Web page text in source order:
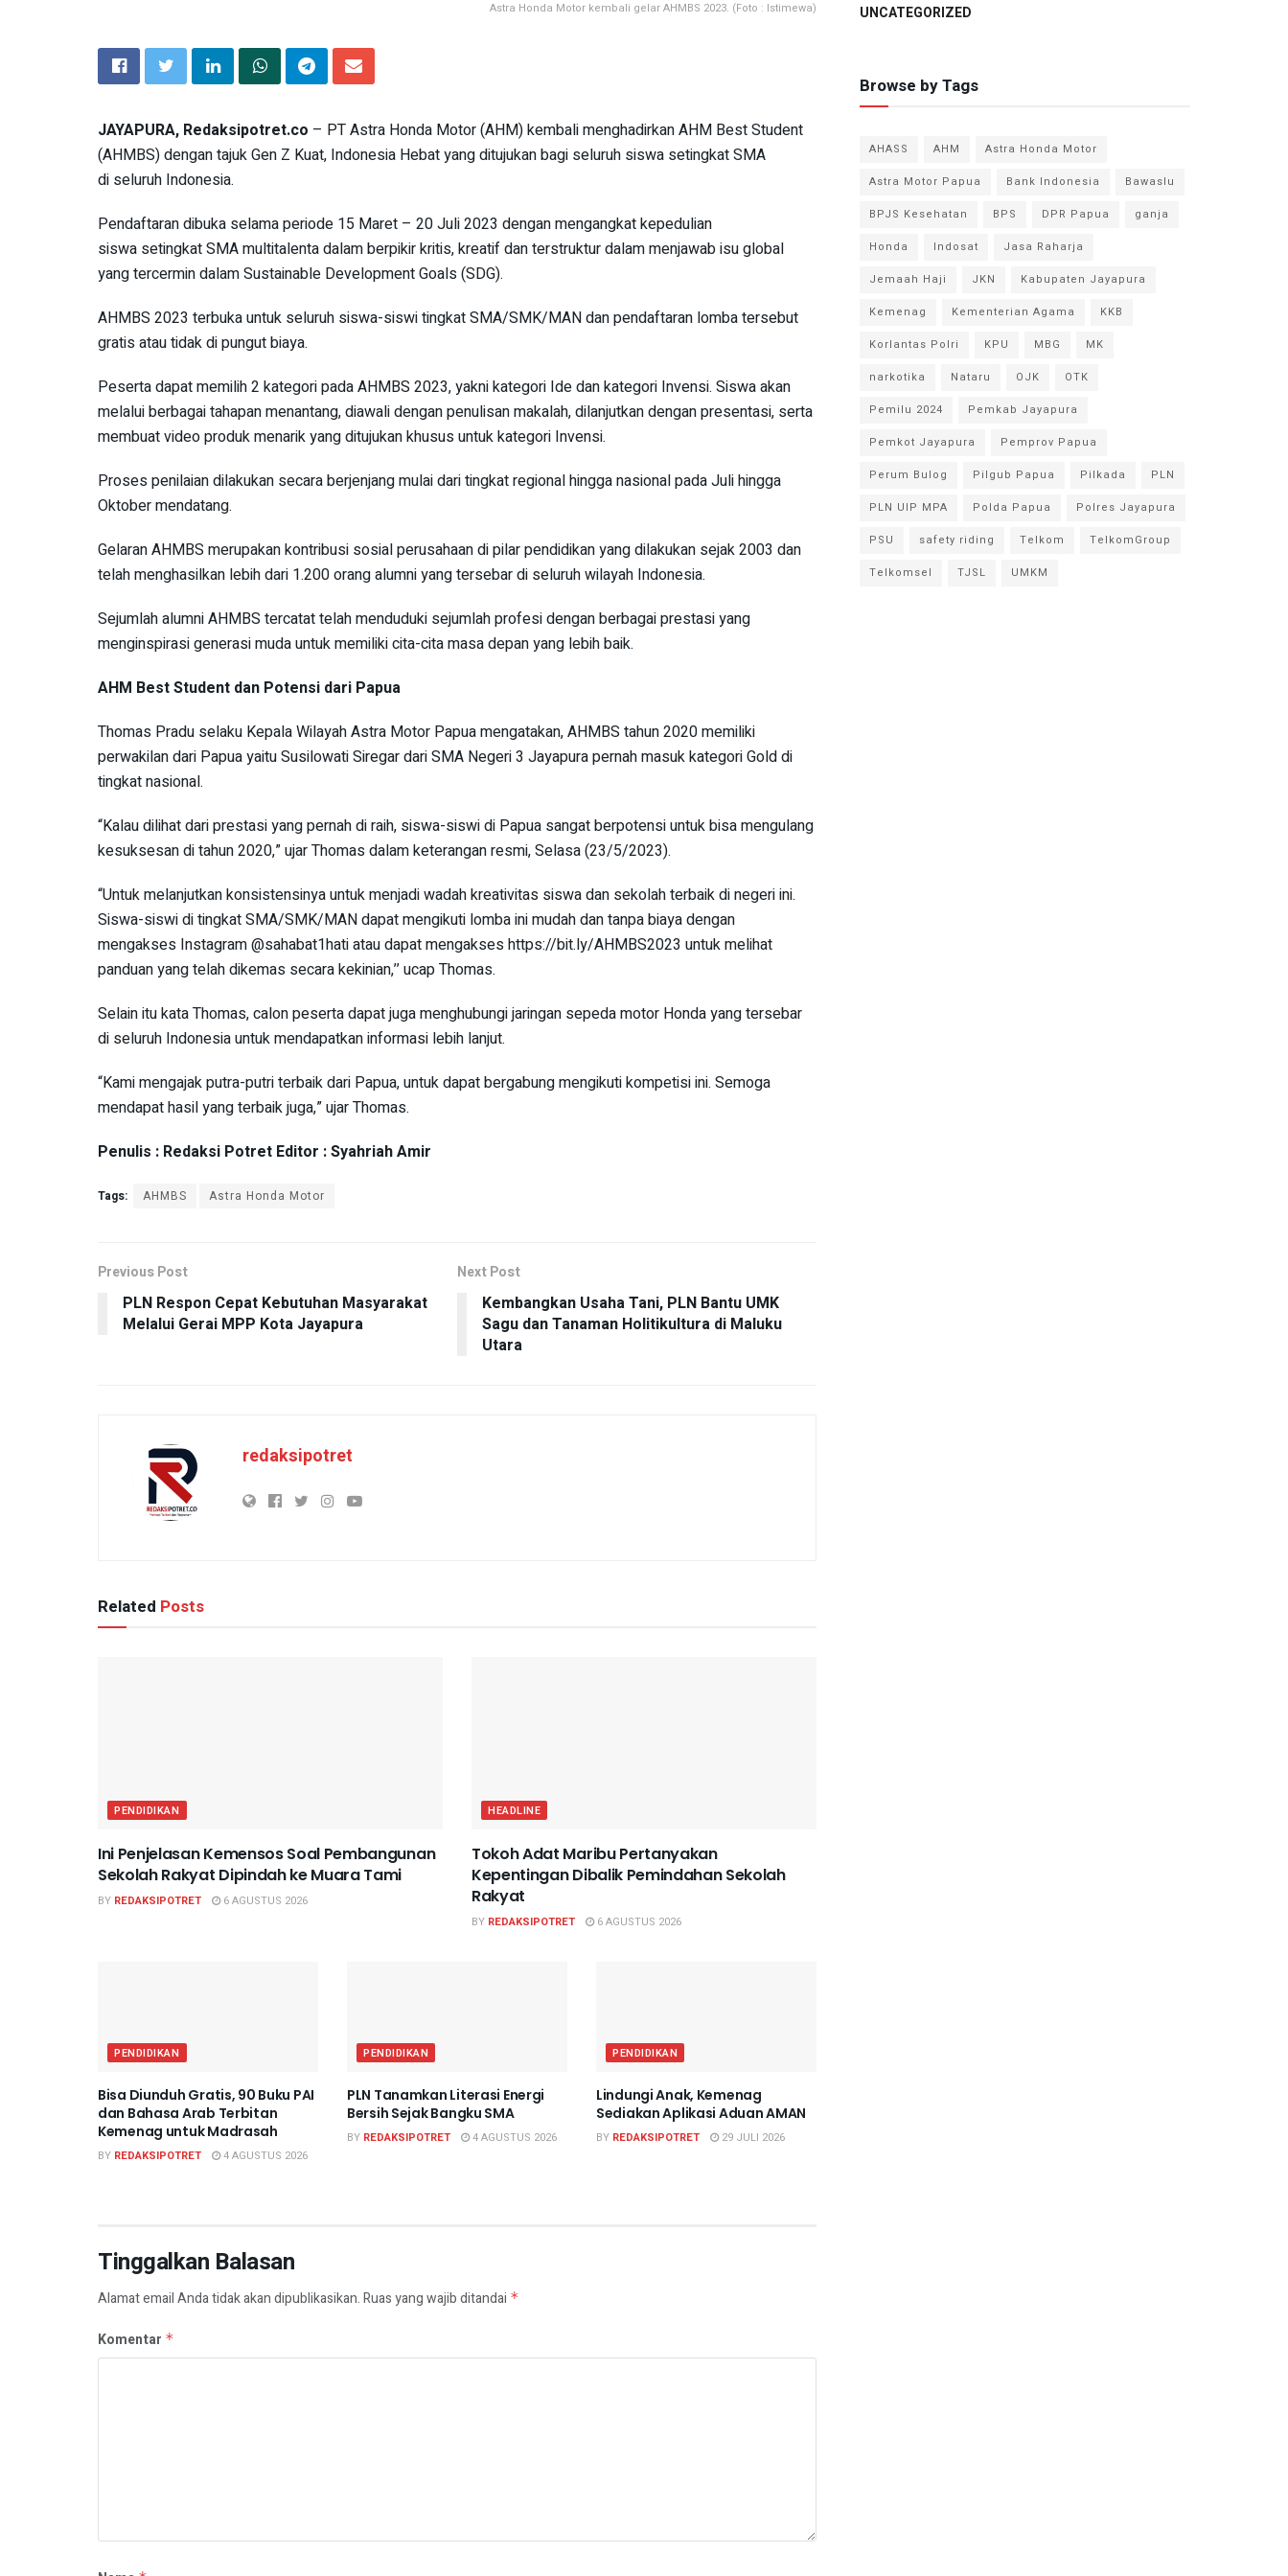
Astra Honda Motor kembali gelar AHMBS 2023. (Foto : Istimewa)
JAYAPURA, Redaksipotret.co – PT Astra Honda Motor (AHM) kembali menghadirkan AHM Best Student
(AHMBS) dengan tajuk Gen Z Kuat, Indonesia Hebat yang ditujukan bagi seluruh siswa setingkat SMA
di seluruh Indonesia.
Pendaftaran dibuka selama periode 15 Maret – 20 Juli 2023 dengan mengangkat kepedulian
siswa setingkat SMA multitalenta dalam berpikir kritis, kreatif dan terstruktur dalam menjawab isu global
yang tercermin dalam Sustainable Development Goals (SDG).
AHMBS 2023 terbuka untuk seluruh siswa-siswi tingkat SMA/SMK/MAN dan pendaftaran lomba tersebut
gratis atau tidak di pungut biaya.
Peserta dapat memilih 2 kategori pada AHMBS 2023, yakni kategori Ide dan kategori Invensi. Siswa akan
melalui berbagai tahapan menantang, diawali dengan penulisan makalah, dilanjutkan dengan presentasi, serta
membuat video produk menarik yang ditujukan khusus untuk kategori Invensi.
Proses penilaian dilakukan secara berjenjang mulai dari tingkat regional hingga nasional pada Juli hingga
Oktober mendatang.
Gelaran AHMBS merupakan kontribusi sosial perusahaan di pilar pendidikan yang dilakukan sejak 2003 dan
telah menghasilkan lebih dari 1.200 orang alumni yang tersebar di seluruh wilayah Indonesia.
Sejumlah alumni AHMBS tercatat telah menduduki sejumlah profesi dengan berbagai prestasi yang
menginspirasi generasi muda untuk memiliki cita-cita masa depan yang lebih baik.
AHM Best Student dan Potensi dari Papua
Thomas Pradu selaku Kepala Wilayah Astra Motor Papua mengatakan, AHMBS tahun 2020 memiliki
perwakilan dari Papua yaitu Susilowati Siregar dari SMA Negeri 3 Jayapura pernah masuk kategori Gold di
tingkat nasional.
“Kalau dilihat dari prestasi yang pernah di raih, siswa-siswi di Papua sangat berpotensi untuk bisa mengulang
kesuksesan di tahun 2020,” ujar Thomas dalam keterangan resmi, Selasa (23/5/2023).
“Untuk melanjutkan konsistensinya untuk menjadi wadah kreativitas siswa dan sekolah terbaik di negeri ini.
Siswa-siswi di tingkat SMA/SMK/MAN dapat mengikuti lomba ini mudah dan tanpa biaya dengan
mengakses Instagram @sahabat1hati atau dapat mengakses https://bit.ly/AHMBS2023 untuk melihat
panduan yang telah dikemas secara kekinian,’’ ucap Thomas.
Selain itu kata Thomas, calon peserta dapat juga menghubungi jaringan sepeda motor Honda yang tersebar
di seluruh Indonesia untuk mendapatkan informasi lebih lanjut.
“Kami mengajak putra-putri terbaik dari Papua, untuk dapat bergabung mengikuti kompetisi ini. Semoga
mendapat hasil yang terbaik juga,” ujar Thomas.
Penulis : Redaksi Potret Editor : Syahriah Amir
Tags: AHMBS Astra Honda Motor
Previous Post
PLN Respon Cepat Kebutuhan Masyarakat
Melalui Gerai MPP Kota Jayapura
Next Post
Kembangkan Usaha Tani, PLN Bantu UMK
Sagu dan Tanaman Holitikultura di Maluku
Utara
redaksipotret
Related Posts
PENDIDIKAN
Ini Penjelasan Kemensos Soal Pembangunan
Sekolah Rakyat Dipindah ke Muara Tami
BY REDAKSIPOTRET 6 AGUSTUS 2026
HEADLINE
Tokoh Adat Maribu Pertanyakan
Kepentingan Dibalik Pemindahan Sekolah
Rakyat
BY REDAKSIPOTRET 6 AGUSTUS 2026
PENDIDIKAN
Bisa Diunduh Gratis, 90 Buku PAI
dan Bahasa Arab Terbitan
Kemenag untuk Madrasah
BY REDAKSIPOTRET 4 AGUSTUS 2026
PENDIDIKAN
PLN Tanamkan Literasi Energi
Bersih Sejak Bangku SMA
BY REDAKSIPOTRET 4 AGUSTUS 2026
PENDIDIKAN
Lindungi Anak, Kemenag
Sediakan Aplikasi Aduan AMAN
BY REDAKSIPOTRET 29 JULI 2026
Tinggalkan Balasan
Alamat email Anda tidak akan dipublikasikan.Ruas yang wajib ditandai *
Komentar *
UNCATEGORIZED
Browse by Tags
AHASS AHM
Astra Honda Motor
Astra Motor Papua
Bank Indonesia
Bawaslu
BPJS Kesehatan
BPS DPR Papua
ganja
Honda
Indosat
Jasa Raharja
Jemaah Haji
JKN
Kabupaten Jayapura
Kemenag
Kementerian Agama
KKB
Korlantas Polri
KPU MBG
MK
narkotika
Nataru OJK
OTK
Pemilu 2024
Pemkab Jayapura
Pemkot Jayapura
Pemprov Papua
Perum Bulog
Pilgub Papua Pilkada
PLN
PLN UIP MPA
Polda Papua
Polres Jayapura
PSU
safety riding Telkom
TelkomGroup
Telkomsel
TJSL UMKM